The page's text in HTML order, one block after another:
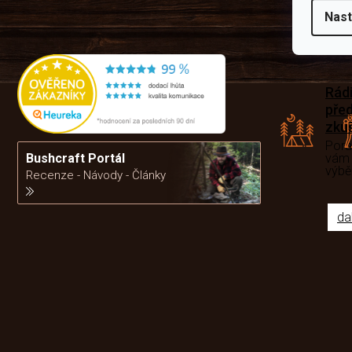
Bushcraft Portál
Recenze - Návody - Články
Rádi
vám